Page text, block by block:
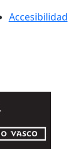
Accesibilidad